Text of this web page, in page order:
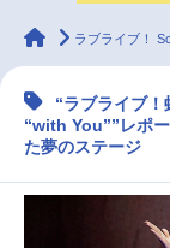
ラジオ
マンガ・ラノベ
animateTimes
ラブライブ！
“ラブライブ
“with You””レポ
た夢のステージ